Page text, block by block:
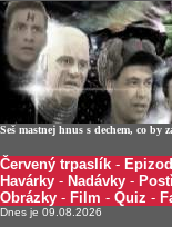
Seš mastnej hnus s dechem, co by
Červený trpaslík -
Havárky - Nadávky -
Obrázky - Film - Quiz -
Dnes je 09.08.2026